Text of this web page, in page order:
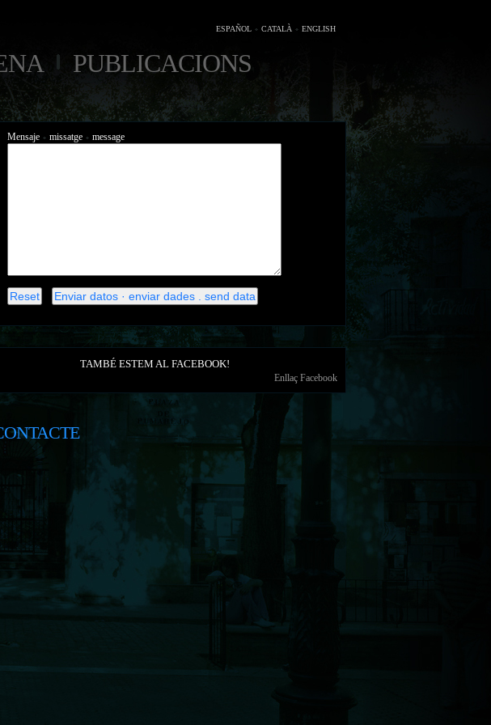
ESPAÑOL CATALÀ ENGLISH
PUBLICACIONS
Mensaje missatge message
TAMBÉ ESTEM AL FACEBOOK!
Enllaç Facebook